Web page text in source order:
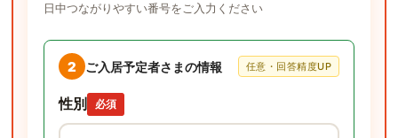
日中つながりやすい番号をご入力ください
2 ご入居予定者さまの情報 任意・回答精度UP
性別 必須